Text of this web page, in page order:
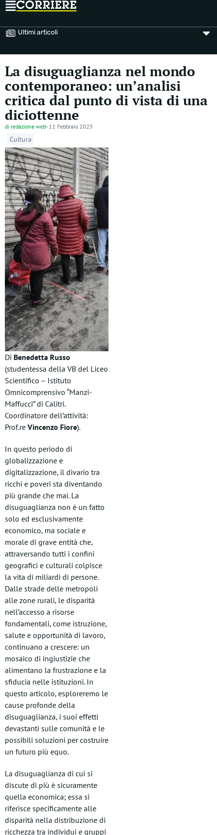
Ultimi articoli
La disuguaglianza nel mondo
contemporaneo: un’analisi
critica dal punto di vista di una
diciottenne
di redazione web- 11 Febbraio 2025
Cultura
Di Benedetta Russo
(studentessa della VB del Liceo
Scientifico – Istituto
Omnicomprensivo “Manzi-
Maffucci” di Calitri.
Coordinatore dell’attività:
Prof.re Vincenzo Fiore).
In questo periodo di
globalizzazione e
digitalizzazione, il divario tra
ricchi e poveri sta diventando
più grande che mai. La
disuguaglianza non è un fatto
solo ed esclusivamente
economico, ma sociale e
morale di grave entità che,
attraversando tutti i confini
geografici e culturali colpisce
la vita di miliardi di persone.
Dalle strade delle metropoli
alle zone rurali, le disparità
nell’accesso a risorse
fondamentali, come istruzione,
salute e opportunità di lavoro,
continuano a crescere: un
mosaico di ingiustizie che
alimentano la frustrazione e la
sfiducia nelle istituzioni. In
questo articolo, esploreremo le
cause profonde della
disuguaglianza, i suoi effetti
devastanti sulle comunità e le
possibili soluzioni per costruire
un futuro più equo.
La disuguaglianza di cui si
discute di più è sicuramente
quella economica; essa si
riferisce specificamente alle
disparità nella distribuzione di
ricchezza tra individui e gruppi